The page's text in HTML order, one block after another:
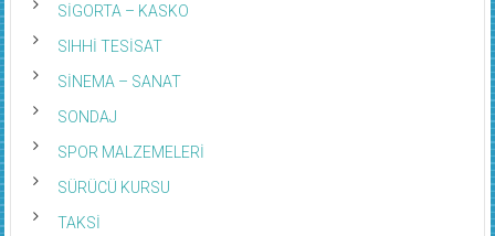
SİGORTA – KASKO
SIHHİ TESİSAT
SİNEMA – SANAT
SONDAJ
SPOR MALZEMELERİ
SÜRÜCÜ KURSU
TAKSİ